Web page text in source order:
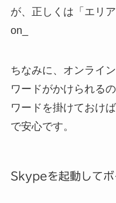
が、正しくは「エリ
on_
ちなみに、オンライ
ワードがかけられる
ワードを掛けておけ
で安心です。
Skypeを起動してボ